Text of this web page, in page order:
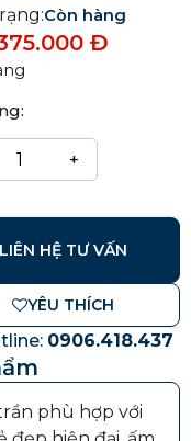
Còn hàng
Đ
LIÊN HỆ TƯ VẤN
YÊU THÍCH
0906.418.437
phù hợp với